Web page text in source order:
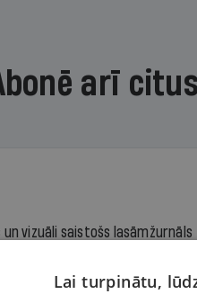
arī
vizuāli saistošs lasāmžurnāls
Lai turpinātu,